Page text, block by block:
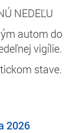
NEDEĽU
autom do
vigílie.
stave.
2026